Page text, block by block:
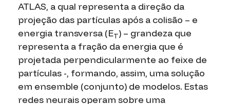
ATLAS, a qual representa a direção da
projeção das partículas após a colisão – e
energia transversa (ET) – grandeza que
representa a fração da energia que é
projetada perpendicularmente ao feixe de
partículas -, formando, assim, uma solução
em ensemble (conjunto) de modelos. Estas
redes neurais operam sobre uma